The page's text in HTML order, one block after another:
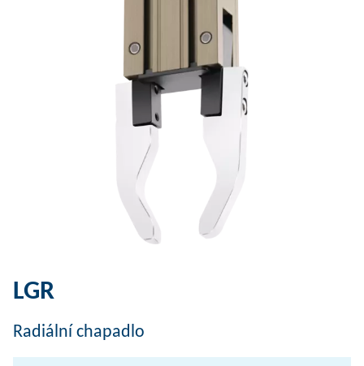
LGR
Radiální chapadlo